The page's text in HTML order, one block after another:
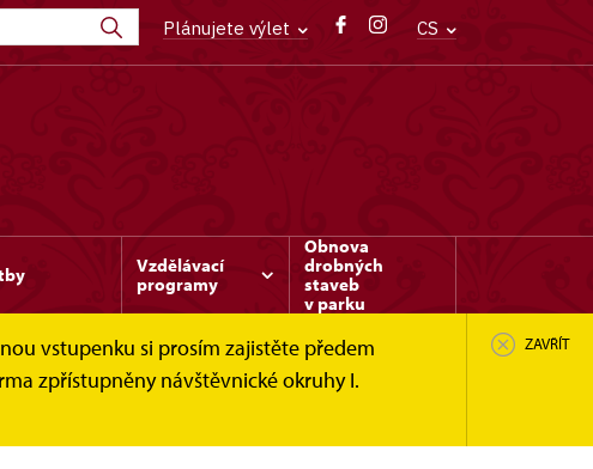
Plánujete výlet CS
Vzdělávací
programy
Obnova
drobných
staveb
v parku
vstupenku si prosím zajistěte předem
zpřístupněny návštěvnické okruhy I.
ZAVŘÍT